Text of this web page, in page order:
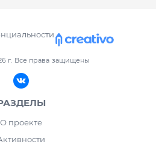
г. Все права защищены
О проекте